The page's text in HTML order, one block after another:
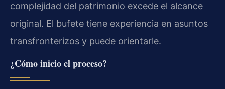
complejidad del patrimonio excede el alcance
original. El bufete tiene experiencia en asuntos
transfronterizos y puede orientarle.
¿Cómo inicio el proceso?